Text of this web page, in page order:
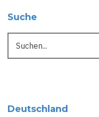
Suche
Deutschland